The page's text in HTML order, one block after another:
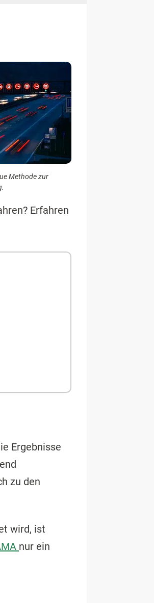
Methode zur
Erfahren
Ergebnisse
zu den
wird, ist
nur ein